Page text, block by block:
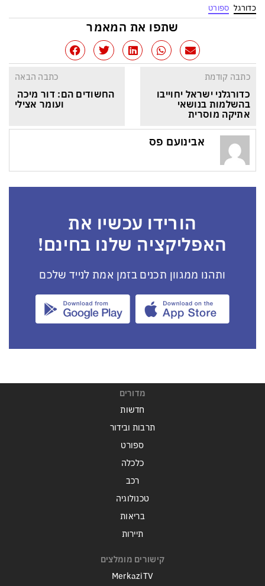
כדורגל ספורט
שתפו את המאמר
כתבה קודמת
כדורגלני ישראל יחוייבו
בהשלמות בנושאי
אתיקה מוסרית
כתבה הבאה
החשודים הם: דור מיכה
ועומר אצילי
אבינועם פס
הורידו עכשיו את
האפליקציה שלנו בחינם!
ותהנו ממגוון תכנים בזמן אמת לנייד שלכם
מדורים
חדשות
תרבות ובידור
ספורט
כלכלה
רכב
טכנולוגיה
בריאות
תיירות
קישורים מומלצים
MerkaziTV